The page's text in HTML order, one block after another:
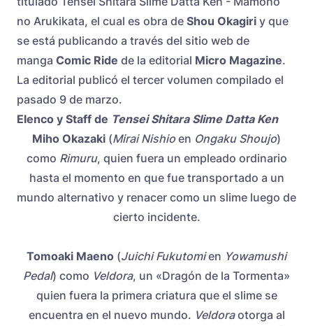
no Arukikata, el cual es obra de Shou Okagiri y que
se está publicando a través del sitio web de
manga Comic Ride de la editorial Micro Magazine.
La editorial publicó el tercer volumen compilado el
pasado 9 de marzo.
Elenco y Staff de Tensei Shitara Slime Datta Ken
Miho Okazaki (Mirai Nishio en Ongaku Shoujo)
como Rimuru, quien fuera un empleado ordinario
hasta el momento en que fue transportado a un
mundo alternativo y renacer como un slime luego de
cierto incidente.
Tomoaki Maeno (Juichi Fukutomien Yowamushi
Pedal) como Veldora, un «Dragón de la Tormenta»
quien fuera la primera criatura que el slime se
encuentra en el nuevo mundo. Veldoraotorga al